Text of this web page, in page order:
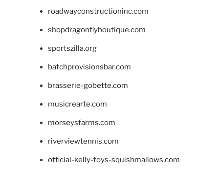
roadwayconstructioninc.com
shopdragonflyboutique.com
sportszilla.org
batchprovisionsbar.com
brasserie-gobette.com
musicrearte.com
morseysfarms.com
riverviewtennis.com
official-kelly-toys-squishmallows.com